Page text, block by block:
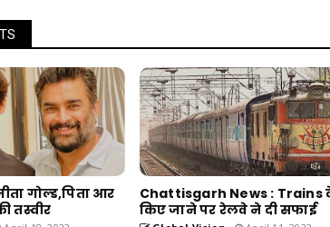
गोल्ड,पिता आर
तस्वीर
Chattisgarh News : Trains
किए जाने पर रेलवे ने दी सफाई